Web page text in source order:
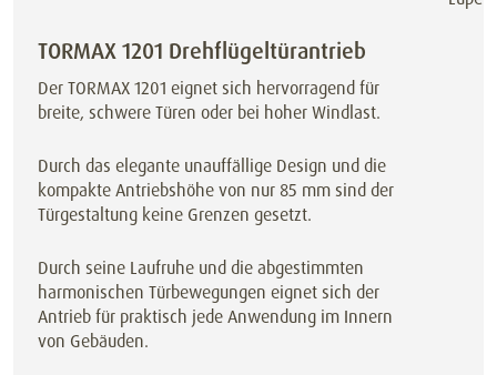
TORMAX 1201 Drehflügeltürantrieb
Der TORMAX 1201 eignet sich hervorragend für
breite, schwere Türen oder bei hoher Windlast.
Durch das elegante unauffällige Design und die
kompakte Antriebshöhe von nur 85 mm sind der
Türgestaltung keine Grenzen gesetzt.
Durch seine Laufruhe und die abgestimmten
harmonischen Türbewegungen eignet sich der
Antrieb für praktisch jede Anwendung im Innern
von Gebäuden.